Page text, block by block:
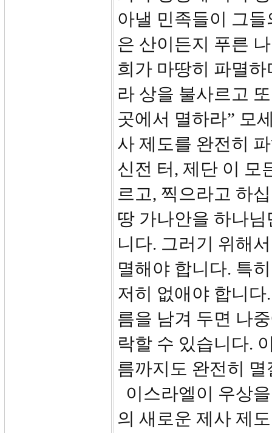
아낼 민족들이 그
은 산이든지 푸른
희가 마땅히 파멸
라 상을 불사르고
곳에서 멸하라” 모
사 제도를 완전히
신전 터, 제단 이 모
르고, 찍으라고 하
땅 가나안을 하나
니다. 그러기 위해
멸해야 합니다. 특
저히 없애야 합니
름을 남겨 두면 나
락할 수 있습니다.
름까지도 완전히
이스라엘이 우상
의 새로운 제사 제